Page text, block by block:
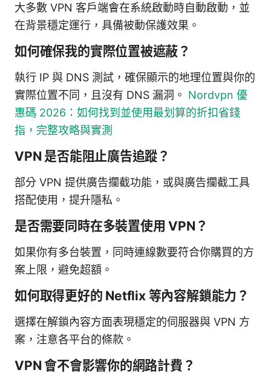
大多數 VPN 客戶端會在系統啟動時自動啟動，並
在背景穩定運行，具備被動保護效果。
如何確保我的實際位置被遮蔽？
執行 IP 與 DNS 測試，確保顯示的地理位置與你的
實際位置不同，且沒有 DNS 漏洞。 Nordvpn 優
惠碼 2026：如何找到並使用最划算的折扣省錢
指，完整攻略與實測
VPN 是否能阻止廣告追蹤？
部分 VPN 提供廣告攔截功能，或與廣告攔截工具
搭配使用，提升隱私。
是否需要同時在多裝置使用 VPN？
如果你有多台裝置，同時連線數要符合你購買的方
案上限，避免超額。
如何取得更好的 Netflix 等內容解鎖能力？
選擇在解鎖內容方面表現穩定的伺服器與 VPN 方
案，注意各平台的條款。
VPN 會不會影響你的網路計費？